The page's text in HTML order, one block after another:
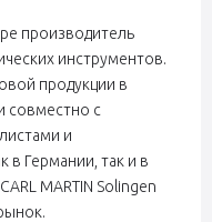
производитель
инструментов.
продукции в
совместно с
и
в Германии, так и в
MARTIN Solingen